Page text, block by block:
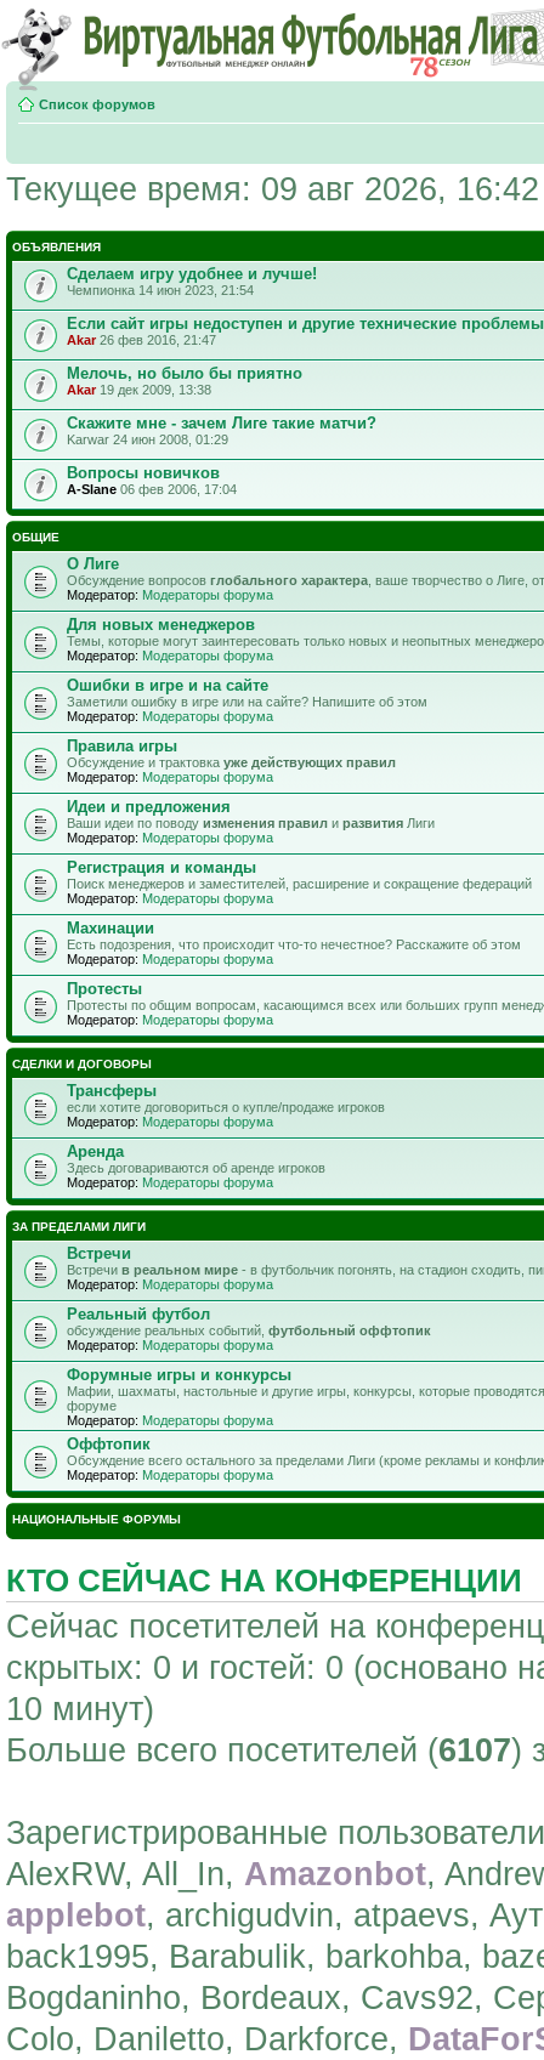
Список форумов
Текущее время: 09 авг 2026, 16:42
ОБЪЯВЛЕНИЯ
Сделаем игру удобнее и лучше!
Чемпионка 14 июн 2023, 21:54
Если сайт игры недоступен и другие технические проблемы
Akar26 фев 2016, 21:47
Мелочь, но было бы приятно
Akar19 дек 2009, 13:38
Скажите мне - зачем Лиге такие матчи?
Karwar 24 июн 2008, 01:29
Вопросы новичков
A-Slane 06 фев 2006, 17:04
ОБЩИЕ
О Лиге
Обсуждение вопросов глобального характера , ваше творчество о Лиге,
Модератор: Модераторы форума
Для новых менеджеров
Темы, которые могут заинтересовать только новых и неопытных
Модератор: Модераторы форума
Ошибки в игре и на сайте
Заметили ошибку в игре или на сайте? Напишите об этом
Модератор: Модераторы форума
Правила игры
Обсуждение и трактовка уже действующих правил
Модератор: Модераторы форума
Идеи и предложения
Ваши идеи по поводу изменения правил и развития Лиги
Модератор: Модераторы форума
Регистрация и команды
Поиск менеджеров и заместителей, расширение и сокращение федераций
Модератор: Модераторы форума
Махинации
Есть подозрения, что происходит что-то нечестное? Расскажите об этом
Модератор: Модераторы форума
Протесты
Протесты по общим вопросам, касающимся всех или больших групп
Модератор: Модераторы форума
СДЕЛКИ И ДОГОВОРЫ
Трансферы
если хотите договориться о купле/продаже игроков
Модератор: Модераторы форума
Аренда
Здесь договариваются об аренде игроков
Модератор: Модераторы форума
ЗА ПРЕДЕЛАМИ ЛИГИ
Встречи
Встречи в реальном мире - в футбольчик погонять, на стадион сходить,
Модератор: Модераторы форума
Реальный футбол
обсуждение реальных событий, футбольный оффтопик
Модератор: Модераторы форума
Форумные игры и конкурсы
Мафии, шахматы, настольные и другие игры, конкурсы, которые
форуме
Модератор: Модераторы форума
Оффтопик
Обсуждение всего остального за пределами Лиги (кроме рекламы и
Модератор: Модераторы форума
НАЦИОНАЛЬНЫЕ ФОРУМЫ
КТО СЕЙЧАС НА КОНФЕРЕНЦИИ
Сейчас посетителей на
скрытых: 0 и гостей: 0 (основано
10 минут)
Больше всего посетителей (6107)
Зарегистрированные
AlexRW, All_In, Amazonbot,
applebot, archigudvin, atpaevs,
back1995, Barabulik, barkohba,
Bogdaninho, Bordeaux, Cavs92,
Colo, Daniletto, Darkforce,